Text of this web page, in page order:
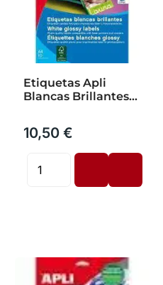
Etiquetas Apli
Blancas Brillantes
10,50 €